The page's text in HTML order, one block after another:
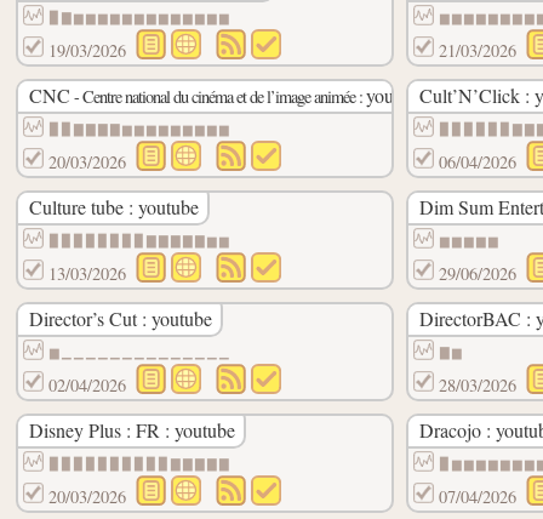
▉▇▆▆▆▆▆▆▆▆▆▆▆▆▆
19/03/2026 21/03/2026
CNC - Centre national du cinéma et de l’image animée :youtube
▉▉▇▇▇▇▆▆▆▆▆▆▆▆▆
20/03/2026
Cult’N’Click :
06/04/2026
Culture tube : youtube
▉▉▉▉▉▉▉▉▇▇▇▇▇▆▆
13/03/2026
Dim Sum
▆▆▆▆▆
29/06/2026
Director’s Cut : youtube
▆▁▁▁▁▁▁▁▁▁▁▁▁▁▁
02/04/2026
DirectorBAC :
▇▆
28/03/2026
Disney Plus : FR : youtube
▉▉▉▉▉▉▉▉▉▉▇▇▇▇▇
20/03/2026
Dracojo :
07/04/2026